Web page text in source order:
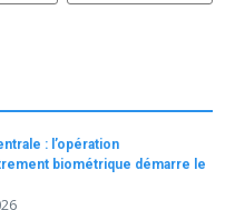
: l’opération
biométrique démarre le